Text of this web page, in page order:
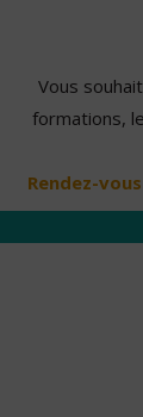
Vous
formations,
Rendez-